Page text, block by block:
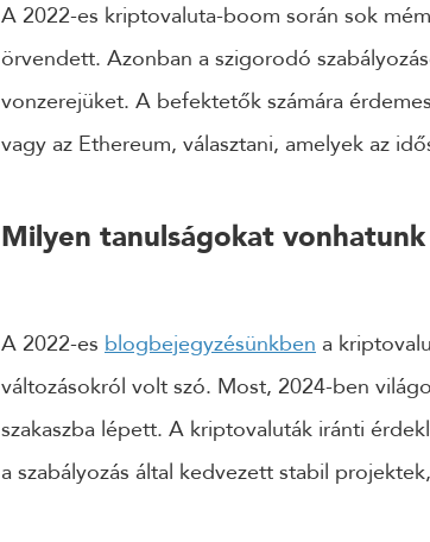
A 2022-es kriptovaluta-boom során sok
örvendett. Azonban a szigorodó
vonzerejüket. A befektetők számára
vagy az Ethereum, választani, amelyek az
Milyen tanulságokat
A 2022-es blogbejegyzésünkben a
változásokról volt szó. Most, 2024-ben
szakaszba lépett. A kriptovaluták iránti
a szabályozás által kedvezett stabil